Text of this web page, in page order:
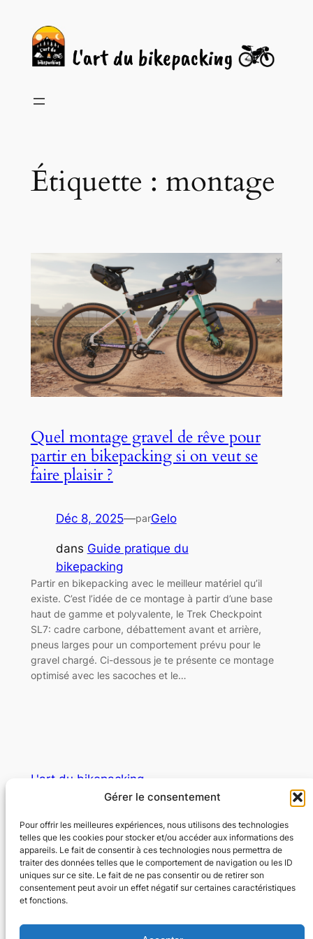
Gérer le consentement
Pour offrir les meilleures expériences, nous utilisons des technologies
telles que les cookies pour stocker et/ou accéder aux informations des
appareils. Le fait de consentir à ces technologies nous permettra de
traiter des données telles que le comportement de navigation ou les ID
uniques sur ce site. Le fait de ne pas consentir ou de retirer son
consentement peut avoir un effet négatif sur certaines caractéristiques
et fonctions.
contenu
Étiquette : montage
Quel montage gravel de rêve pour
partir en bikepacking si on veut se
faire plaisir ?
Déc 8, 2025—parGelo
dans Guide pratique du
bikepacking
Partir en bikepacking avec le meilleur matériel qu’il
existe. C’est l’idée de ce montage à partir d’une base
haut de gamme et polyvalente, le Trek Checkpoint
SL7: cadre carbone, débattement avant et arrière,
pneus larges pour un comportement prévu pour le
gravel chargé. Ci-dessous je te présente ce montage
optimisé avec les sacoches et le…
L'art du bikepacking
© Copyright – L’art du bikepacking – Tous
droits réservés